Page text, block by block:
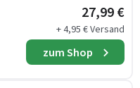
27,99 €
+ 4,95 € Versand
zum Shop